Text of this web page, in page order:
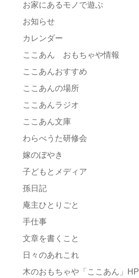
お家にあるモノで遊ぶ
お知らせ
カレンダー
ここあん おもちゃや情報
ここあんおすすめ
ここあんの場所
ここあんラジオ
ここあん文庫
わらべうた研修会
嫁のぼやき
子どもとメディア
孫日記
庵主ひとりごと
手仕事
文章を書くこと
日々のあれこれ
木のおもちゃや「ここあん」HP